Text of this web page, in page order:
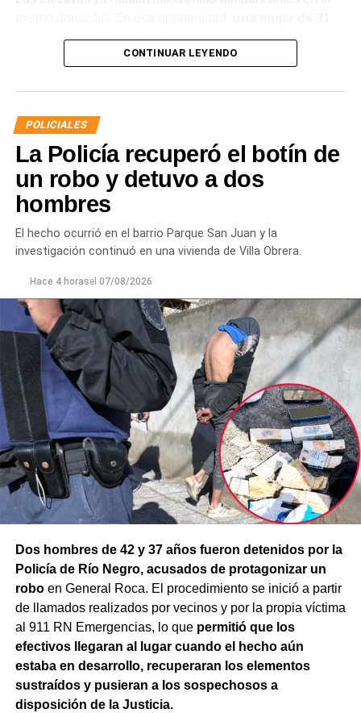
años manifestó que había compartido bebidas
alcohólicas con el joven y que, en el marco de una
denuncia penal ni recibir asistencia médica y
únicamente solicitó que el joven se retirara del lugar
para evitar que el conflicto continuara.
Ante la persistencia de la conducta agresiva y el
efectivos, el hombre fue demorado con el objetivo de
mayor gravedad.
CONTINUAR LEYENDO
POLICIALES
La Policía recuperó el botín de
un robo y detuvo a dos
hombres
El hecho ocurrió en el barrio Parque San Juan y la
investigación continuó en una vivienda de Villa Obrera.
Hace 4 horasel 07/08/2026
Dos hombres de 42 y 37 años fueron detenidos por la
Policía de Río Negro, acusados de protagonizar un
roboen General Roca. El procedimiento se inició a partir
de llamados realizados por vecinos y por la propia víctima
al 911 RN Emergencias, lo que permitió que los
efectivos llegaran al lugar cuando el hecho aún
estaba en desarrollo, recuperaran los elementos
sustraídos y pusieran a los sospechosos a
disposición de la Justicia.